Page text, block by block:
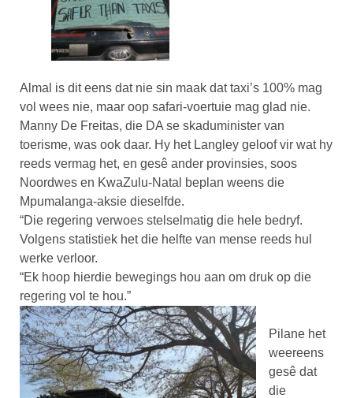
Almal is dit eens dat nie sin maak dat taxi’s 100% mag
vol wees nie, maar oop safari-voertuie mag glad nie.
Manny De Freitas, die DA se skaduminister van
toerisme, was ook daar. Hy het Langley geloof vir wat hy
reeds vermag het, en gesê ander provinsies, soos
Noordwes en KwaZulu-Natal beplan weens die
Mpumalanga-aksie dieselfde.
“Die regering verwoes stelselmatig die hele bedryf.
Volgens statistiek het die helfte van mense reeds hul
werke verloor.
“Ek hoop hierdie bewegings hou aan om druk op die
regering vol te hou.”
Pilane het
weereens
gesê dat
die